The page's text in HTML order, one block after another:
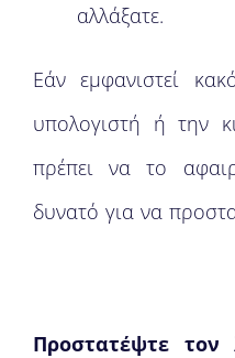
αλλάξατε.
Εάν εμφανιστεί
υπολογιστή ή την
πρέπει να το
δυνατό για να
Προστατέψτε